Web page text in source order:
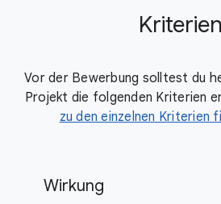
Kriterien
Vor der Bewerbung solltest du
Projekt die folgenden Kriterien
zu den einzelnen Kriterien
Wirkung